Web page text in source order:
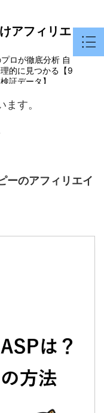
アフィリエ
ロが徹底分析 自
的に見つかる【9
証データ】
す。
ーのアフィリエイ